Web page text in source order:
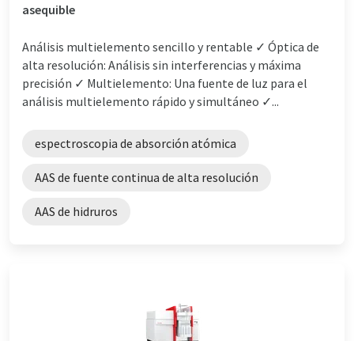
asequible
Análisis multielemento sencillo y rentable ✓ Óptica de
alta resolución: Análisis sin interferencias y máxima
precisión ✓ Multielemento: Una fuente de luz para el
análisis multielemento rápido y simultáneo ✓...
espectroscopia de absorción atómica
AAS de fuente continua de alta resolución
AAS de hidruros